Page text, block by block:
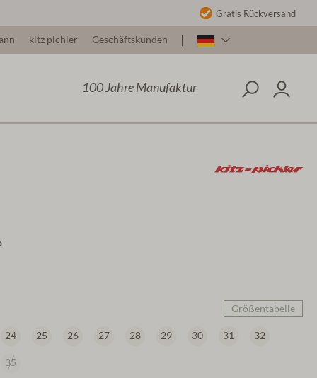
Gratis Rückversand
kitz pichler Geschäftskunden
100 Jahre Manufaktur
Größentabelle
24 25 26 27 28 29 30 31 32
35